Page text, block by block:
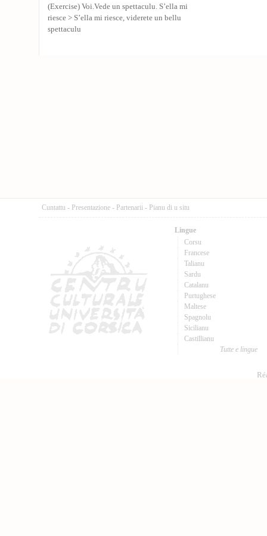
(Exercise) Voi.Vede un spettaculu. S’ella mi
riesce > S’ella mi riesce, viderete un bellu
spettaculu
Cuntattu - Presentazione - Partenarii - Pianu di u situ
Lingue
Corsu
Francese
Talianu
Sardu
Catalanu
Purtughese
Maltese
Spagnolu
Sicilianu
Castillianu
Tutte e lingue